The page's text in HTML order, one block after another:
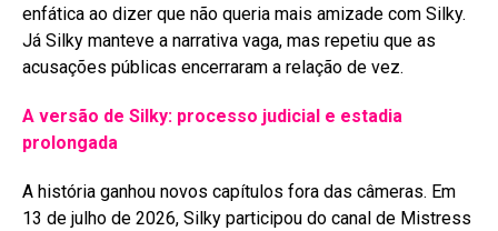
enfática ao dizer que não queria mais amizade com Silky.
Já Silky manteve a narrativa vaga, mas repetiu que as
acusações públicas encerraram a relação de vez.
A versão de Silky: processo judicial e estadia
prolongada
A história ganhou novos capítulos fora das câmeras. Em
13 de julho de 2026, Silky participou do canal de Mistress